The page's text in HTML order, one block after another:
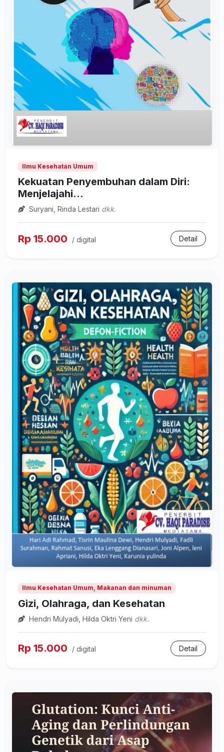
Ilmu Kesehatan Umum
Kekuatan Penyembuhan dalam Diri:
Menjelajahi...
Suryani, Rinda Lestari dkk.
Rp 15.000 / digital Detail
Ilmu Kesehatan Umum, Makanan dan minuman
Gizi, Olahraga, dan Kesehatan
Hendri Mulyadi, Hilda Oktri Yeni dkk.
Rp 15.000 / digital Detail